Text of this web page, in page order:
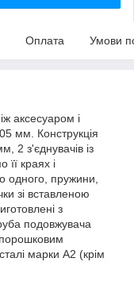
Оплата Умови
аксесуаром і
мм. Конструкція
2 з'єднувачів із
краях і
одного, пружини,
зі вставленою
з
подовжувача
марки А2 (крім